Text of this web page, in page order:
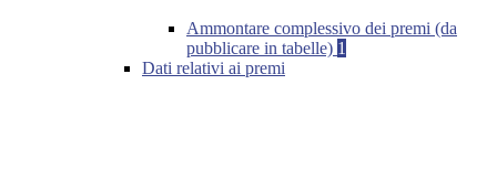
Ammontare complessivo dei premi (da
pubblicare in tabelle) 1
Dati relativi ai premi